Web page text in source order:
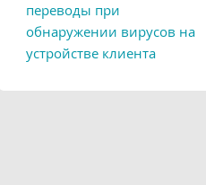
переводы при
обнаружении вирусов на
устройстве клиента